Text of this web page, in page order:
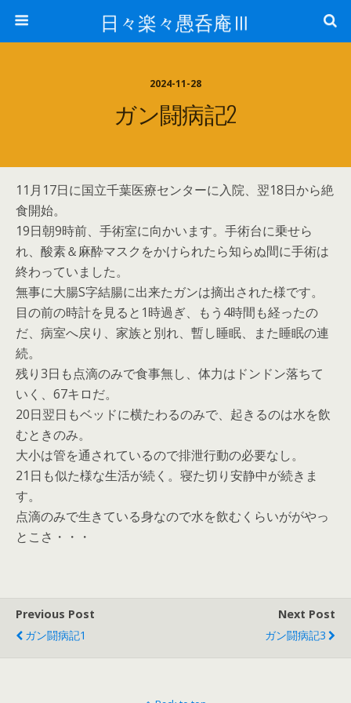
日々楽々愚呑庵Ⅲ
2024-11-28
ガン闘病記2
11月17日に国立千葉医療センターに入院、翌18日から絶
食開始。
19日朝9時前、手術室に向かいます。手術台に乗せら
れ、酸素＆麻酔マスクをかけられたら知らぬ間に手術は
終わっていました。
無事に大腸S字結腸に出来たガンは摘出された様です。
目の前の時計を見ると1時過ぎ、もう4時間も経ったの
だ、病室へ戻り、家族と別れ、暫し睡眠、また睡眠の連
続。
残り3日も点滴のみで食事無し、体力はドンドン落ちて
いく、67キロだ。
20日翌日もベッドに横たわるのみで、起きるのは水を飲
むときのみ。
大小は管を通されているので排泄行動の必要なし。
21日も似た様な生活が続く。寝た切り安静中が続きま
す。
点滴のみで生きている身なので水を飲むくらいががやっ
とこさ・・・
Previous Post
ガン闘病記1
Next Post
ガン闘病記3